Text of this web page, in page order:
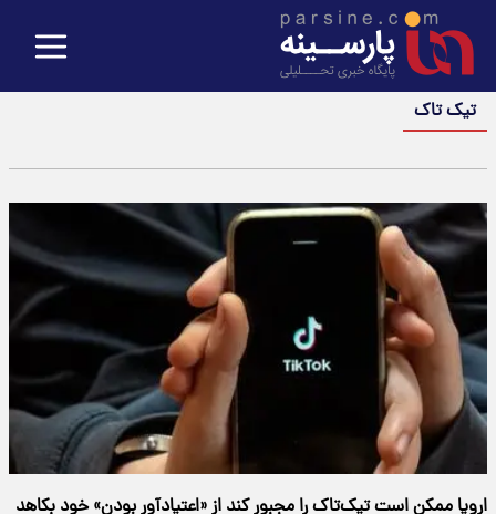
تیک تاک
اروپا ممکن است تیک‌تاک را مجبور کند از «اعتیادآور بودن» خود بکاهد